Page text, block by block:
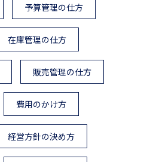
予算管理の仕方
在庫管理の仕方
販売管理の仕方
費用のかけ方
経営方針の決め方